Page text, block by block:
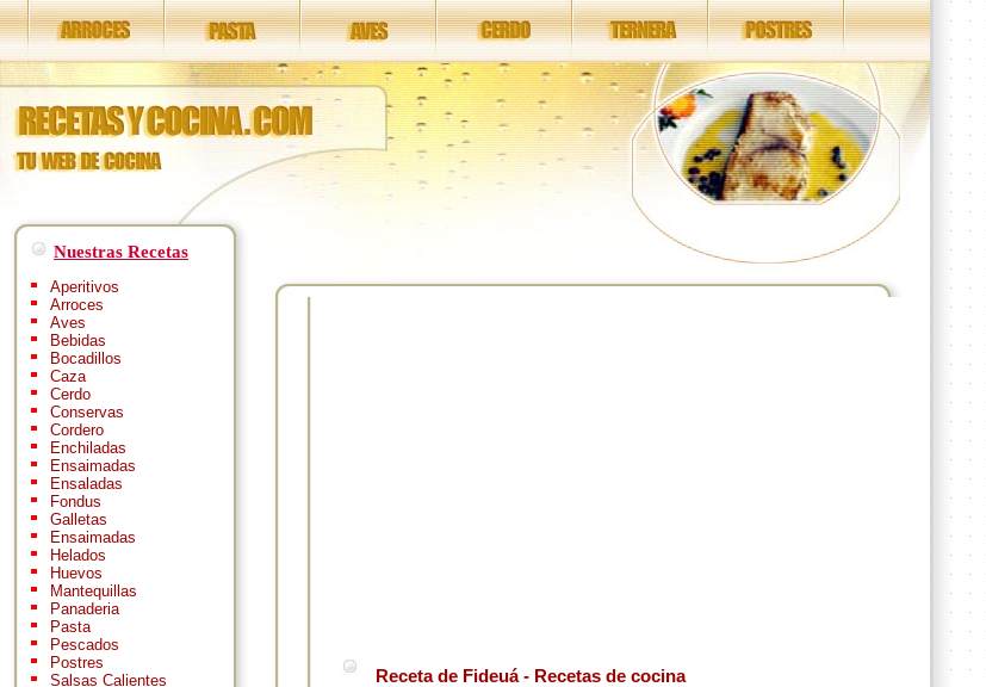
Nuestras Recetas
Aperitivos
Arroces
Aves
Bebidas
Bocadillos
Caza
Cerdo
Conservas
Cordero
Enchiladas
Ensaimadas
Ensaladas
Fondus
Galletas
Ensaimadas
Helados
Huevos
Mantequillas
Panaderia
Pasta
Pescados
Postres
Salsas Calientes
Receta de Fideuá - Recetas de cocina